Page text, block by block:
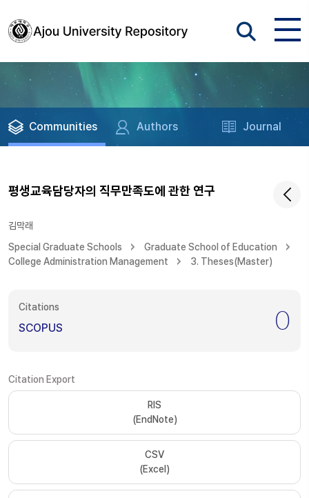
Communities Authors Journal
평생교육담당자의 직무만족도에 관한 연구
김막래
Special Graduate Schools
Graduate School of Education
College Administration Management
3. Theses(Master)
Citations
SCOPUS 0
Citation Export
RIS
(EndNote)
CSV
(Excel)